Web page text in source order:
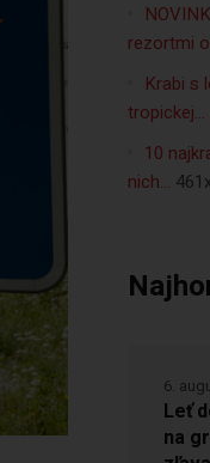
rezortmi
Krabi s
tropickej…
10
nich…
Leť
na
6.